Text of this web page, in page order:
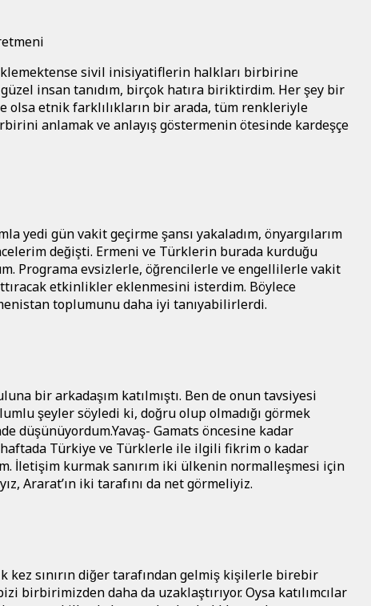
sivil inisiyatiflerin halkları birbirine
insan tanıdım, birçok hatıra biriktirdim. Her şey bir
olsa etnik farklılıkların bir arada, tüm renkleriyle
anlamak ve anlayış göstermenin ötesinde kardeşçe
yedi gün vakit geçirme şansı yakaladım, önyargılarım
değişti. Ermeni ve Türklerin burada kurduğu
Programa evsizlerle, öğrencilerle ve engellilerle vakit
etkinlikler eklenmesini isterdim. Böylece
toplumunu daha iyi tanıyabilirlerdi.
bir arkadaşım katılmıştı. Ben de onun tavsiyesi
şeyler söyledi ki, doğru olup olmadığı görmek
düşünüyordum.Yavaş- Gamats öncesine kadar
Türkiye ve Türklerle ile ilgili fikrim o kadar
İletişim kurmak sanırım iki ülkenin normalleşmesi için
Ararat’ın iki tarafını da net görmeliyiz.
kez sınırın diğer tarafından gelmiş kişilerle birebir
birbirimizden daha da uzaklaştırıyor. Oysa katılımcılar